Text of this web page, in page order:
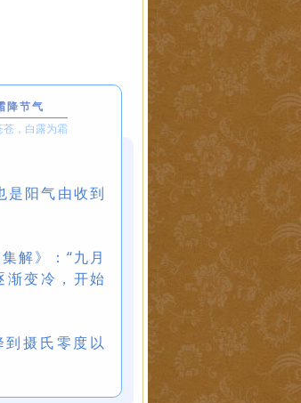
降节气
苍，白露为霜
是阳气由收到
解》：“九月
渐变冷，开始
摄氏零度以